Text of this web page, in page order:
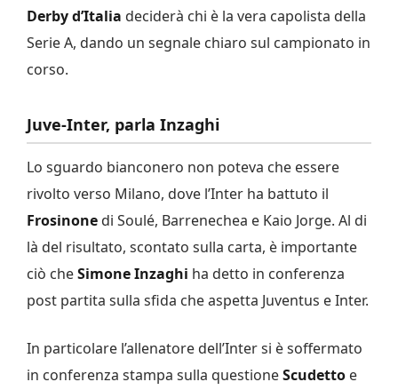
Derby d’Italia deciderà chi è la vera capolista della
Serie A, dando un segnale chiaro sul campionato in
corso.
Juve-Inter, parla Inzaghi
Lo sguardo bianconero non poteva che essere
rivolto verso Milano, dove l’Inter ha battuto il
Frosinone di Soulé, Barrenechea e Kaio Jorge. Al di
là del risultato, scontato sulla carta, è importante
ciò cheSimone Inzaghi ha detto in conferenza
post partita sulla sfida che aspetta Juventus e Inter.
In particolare l’allenatore dell’Inter si è soffermato
in conferenza stampa sulla questioneScudetto e